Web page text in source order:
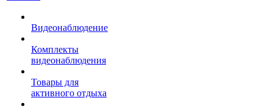
Видеонаблюдение
Комплекты
видеонаблюдения
Товары для
активного отдыха